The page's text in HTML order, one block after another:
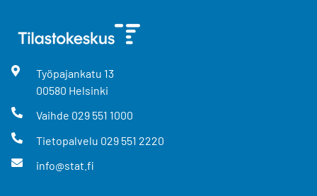
Työpajankatu 13
00580 Helsinki
Vaihde 029 551 1000
Tietopalvelu 029 551 2220
info@stat.fi